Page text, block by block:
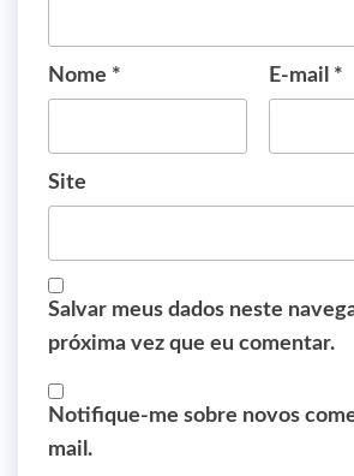
Nome * E-mail *
Site
Salvar meus dados neste
próxima vez que eu comentar.
Notifique-me sobre novos
mail.